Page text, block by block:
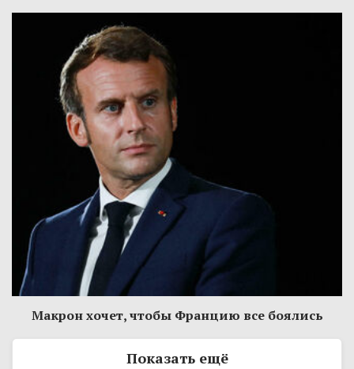
Макрон хочет, чтобы Францию все боялись
Показать ещё